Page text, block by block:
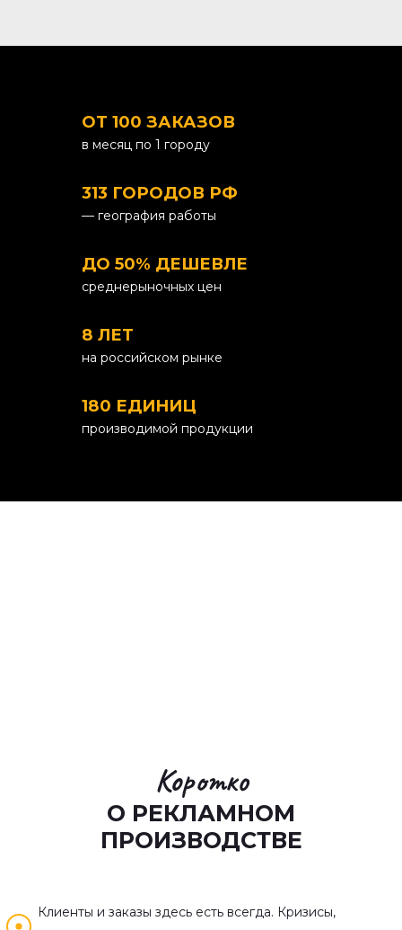
ОТ 100 ЗАКАЗОВ
в месяц по 1 городу
313 ГОРОДОВ РФ
— география работы
ДО 50% ДЕШЕВЛЕ
среднерыночных цен
8 ЛЕТ
на российском рынке
180 ЕДИНИЦ
производимой продукции
Коротко
О РЕКЛАМНОМ
ПРОИЗВОДСТВЕ
Клиенты и заказы здесь есть всегда. Кризисы,